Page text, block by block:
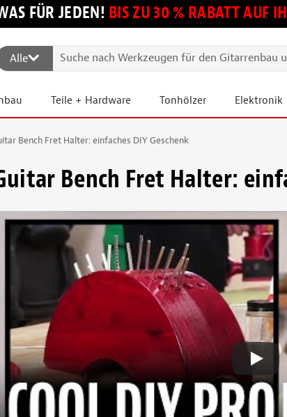
FÜR JEDEN! BIS ZU 30 % RABATT AUF
Alle
Teile + Hardware Tonhölzer Elektronik
Bench Fret Halter: einfaches DIY Geschenk
Bench Fret Halter: